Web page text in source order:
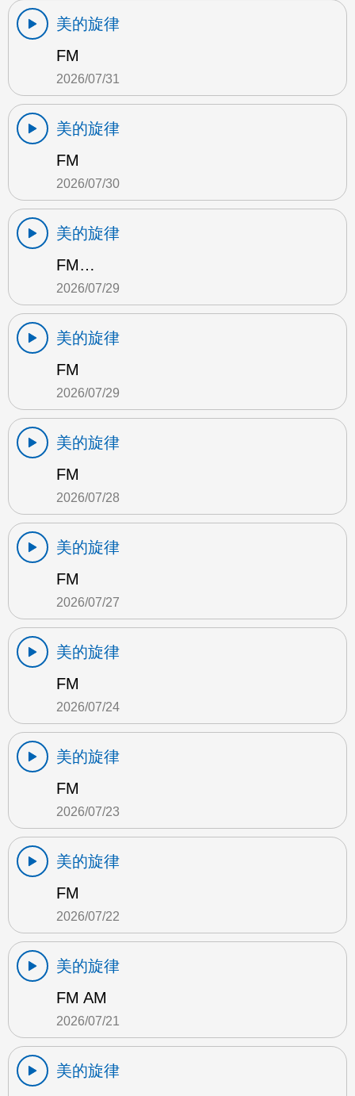
美的旋律
FM
2026/07/31
美的旋律
FM
2026/07/30
美的旋律
FM…
2026/07/29
美的旋律
FM
2026/07/29
美的旋律
FM
2026/07/28
美的旋律
FM
2026/07/27
美的旋律
FM
2026/07/24
美的旋律
FM
2026/07/23
美的旋律
FM
2026/07/22
美的旋律
FM AM
2026/07/21
美的旋律